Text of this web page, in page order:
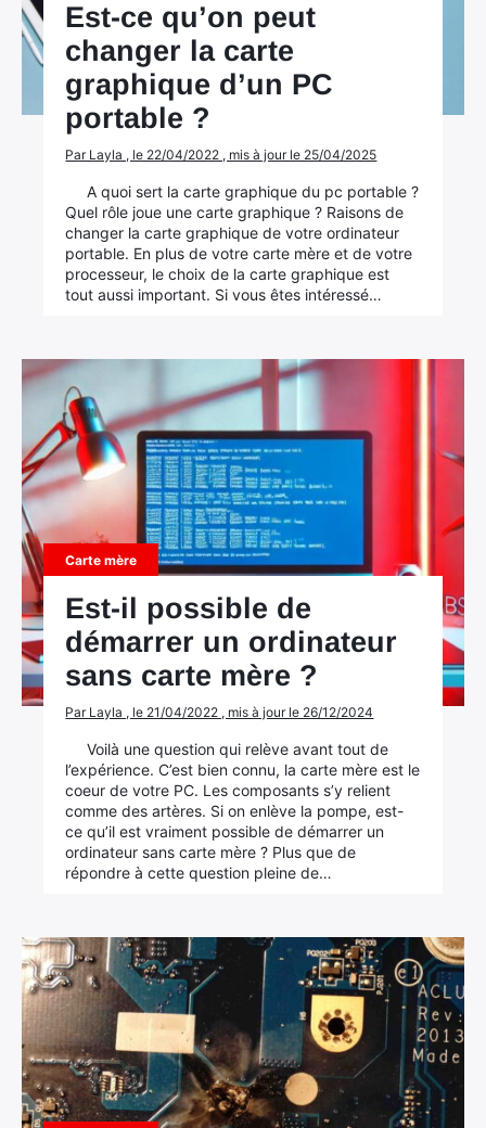
Est-ce qu’on peut
changer la carte
graphique d’un PC
portable ?
Par Layla , le 22/04/2022 , mis à jour le 25/04/2025
A quoi sert la carte graphique du pc portable ?
Quel rôle joue une carte graphique ? Raisons de
changer la carte graphique de votre ordinateur
portable. En plus de votre carte mère et de votre
processeur, le choix de la carte graphique est
tout aussi important. Si vous êtes intéressé…
Carte mère
Est-il possible de
démarrer un ordinateur
sans carte mère ?
Par Layla , le 21/04/2022 , mis à jour le 26/12/2024
Voilà une question qui relève avant tout de
l’expérience. C’est bien connu, la carte mère est le
coeur de votre PC. Les composants s’y relient
comme des artères. Si on enlève la pompe, est-
ce qu’il est vraiment possible de démarrer un
ordinateur sans carte mère ? Plus que de
répondre à cette question pleine de…